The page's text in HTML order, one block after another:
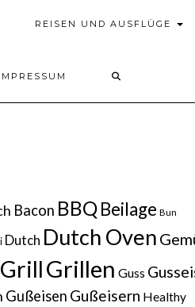
REISEN UND AUSFLÜGE
Bacon BBQBeilage Bun
Dutch Dutch Oven
GrillGrillen Guss
Gußeisen Gußeisern Healthy